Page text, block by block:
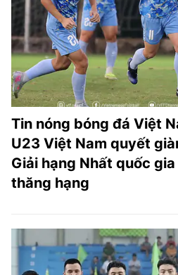
TRA CỨU PHƯỜNG XÃ
CỐNG HIẾN
BÙI XUÂN PHÁI
TIỆN ÍCH
LIÊN HỆ QUẢNG CÁO
Hotline: 0981.119.189
MẠNG XÃ HỘI
Tin nóng bóng đá Việt
U23 Việt Nam quyết
Giải hạng Nhất quốc
thăng hạng